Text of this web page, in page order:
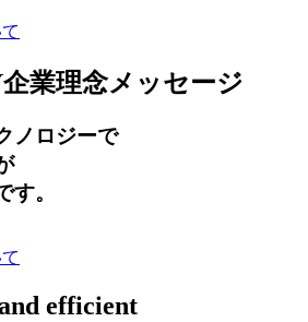
企業理念メッセージ
ノロジーで
す。
efficient